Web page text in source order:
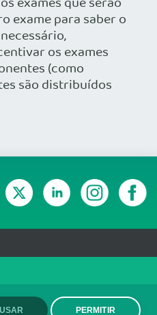
PERMITIR
exame para saber o
os exames
(como
são distribuídos
ACEITO